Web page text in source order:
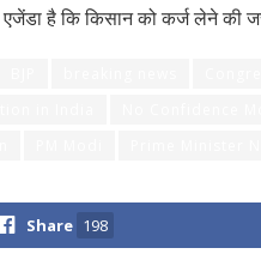
एजेंडा है कि किसान को कर्ज लेने की
Share 198